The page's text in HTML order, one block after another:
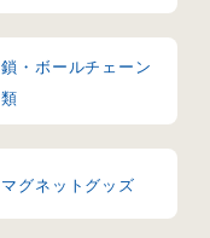
鎖・ボールチェーン
類
マグネットグッズ